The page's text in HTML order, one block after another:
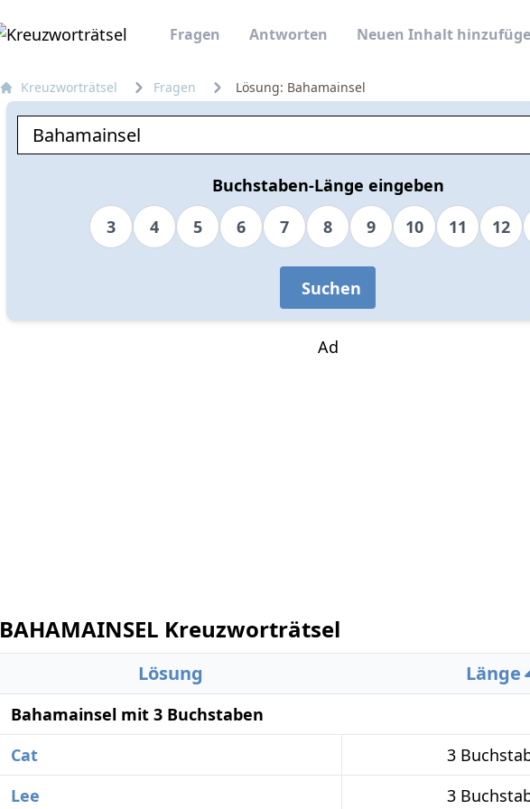
Fragen Antworten Neuen Inhalt
Kreuzworträtsel Fragen Lösung: Bahamainsel
Buchstaben-Länge eingeben
3
4 5 6 7 8 9 10 11 12
Suchen
Ad
BAHAMAINSEL Kreuzworträtsel
Lösung Länge
Bahamainsel mit 3 Buchstaben
Cat
3
Lee
3